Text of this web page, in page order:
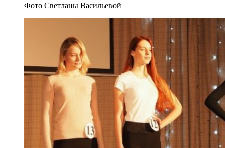
Фото Светланы Васильевой